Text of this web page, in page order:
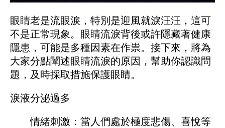
眼睛老是流眼淚，特別是迎風就淚汪汪，這可
不是正常現象。眼睛流淚背後或許隱藏著健康
隱患，可能是多種因素在作祟。接下來，將為
大家分點闡述眼睛流淚的原因，幫助你認識問
題，及時採取措施保護眼睛。
淚液分泌過多
情緒刺激：當人們處於極度悲傷、喜悅等